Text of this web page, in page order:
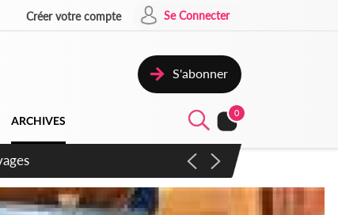
Créer votre compte Se Connecter
S'abonner
ARCHIVES
0